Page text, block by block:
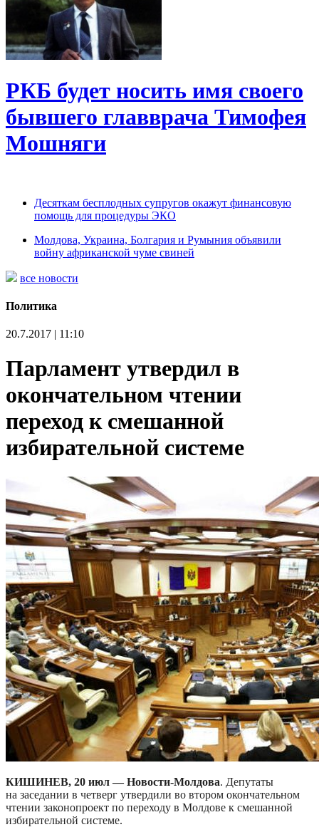
РКБ будет носить имя своего
бывшего главврача Тимофея
Мошняги
Десяткам бесплодных супругов окажут финансовую
помощь для процедуры ЭКО
Молдова, Украина, Болгария и Румыния объявили
войну африканской чуме свиней
все новости
Политика
20.7.2017 | 11:10
Парламент утвердил в
окончательном чтении
переход к смешанной
избирательной системе
КИШИНЕВ, 20 июл — Новости-Молдова. Депутаты
на заседании в четверг утвердили во втором окончательном
чтении законопроект по переходу в Молдове к смешанной
избирательной системе.